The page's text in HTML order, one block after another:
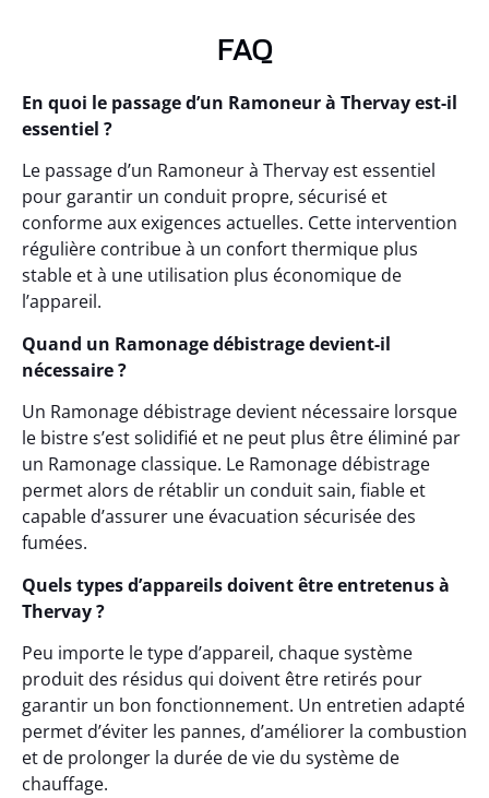
FAQ
En quoi le passage d’un Ramoneur à Thervay est-il
essentiel ?
Le passage d’un Ramoneur à Thervay est essentiel
pour garantir un conduit propre, sécurisé et
conforme aux exigences actuelles. Cette intervention
régulière contribue à un confort thermique plus
stable et à une utilisation plus économique de
l’appareil.
Quand un Ramonage débistrage devient-il
nécessaire ?
Un Ramonage débistrage devient nécessaire lorsque
le bistre s’est solidifié et ne peut plus être éliminé par
un Ramonage classique. Le Ramonage débistrage
permet alors de rétablir un conduit sain, fiable et
capable d’assurer une évacuation sécurisée des
fumées.
Quels types d’appareils doivent être entretenus à
Thervay ?
Peu importe le type d’appareil, chaque système
produit des résidus qui doivent être retirés pour
garantir un bon fonctionnement. Un entretien adapté
permet d’éviter les pannes, d’améliorer la combustion
et de prolonger la durée de vie du système de
chauffage.